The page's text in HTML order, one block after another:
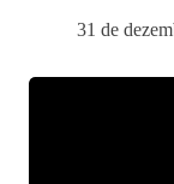
31 de